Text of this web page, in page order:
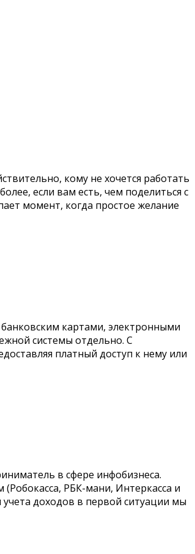
кому не хочется работать
если вам есть, чем поделиться с
момент, когда простое желание
картами, электронными
системы отдельно. С
платный доступ к нему или
в сфере инфобизнеса.
РБК-мани, Интеркасса и
доходов в первой ситуации мы